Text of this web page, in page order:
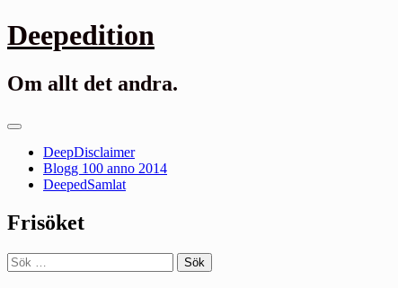
Gå
till
Deepedition
Om allt det andra.
Primär
DeepDisclaimer
Blogg 100 anno 2014
DeepedSamlat
Frisöket
Sök
efter: